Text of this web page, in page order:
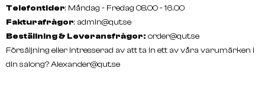
Telefontider: Måndag - Fredag 08.00 - 16.00
Fakturafrågor: admin@qut.se
Beställning & Leveransfrågor: order@qut.se
Försäljning eller intresserad av att ta in ett av våra varumärken i
din salong?Alexander@qut.se